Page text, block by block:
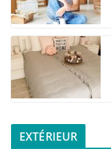
EXTÉRIEUR